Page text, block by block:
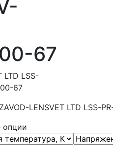
67
LTD LSS-
67
LENSVET LTD LSS-
опции